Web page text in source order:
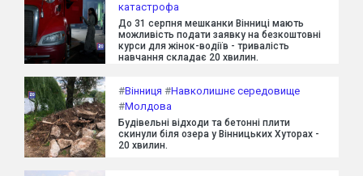
катастрофа
До 31 серпня мешканки Вінниці мають
можливість подати заявку на безкоштовні
курси для жінок-водіїв - тривалість
навчання складає 20 хвилин.
#Вінниця #Навколишнє середовище
#Молдова
Будівельні відходи та бетонні плити
скинули біля озера у Вінницьких Хуторах -
20 хвилин.